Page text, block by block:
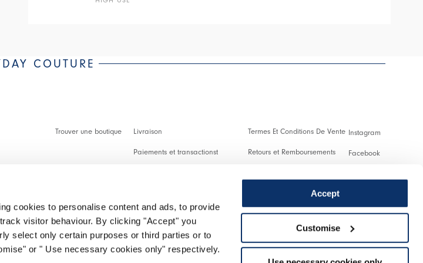
cookies to personalise content and ads, to provide
visitor behaviour. By clicking "Accept" you
select only certain purposes or third parties or to
or " Use necessary cookies only" respectively.
Accept
Customise
COUTURE
Trouver une boutique Livraison
Paiements et transactionst
Effectuer un retour
Termes Et Conditions De Vente
Retours et Remboursements
Cookies
Instagram
Facebook
Twitter
Spotify